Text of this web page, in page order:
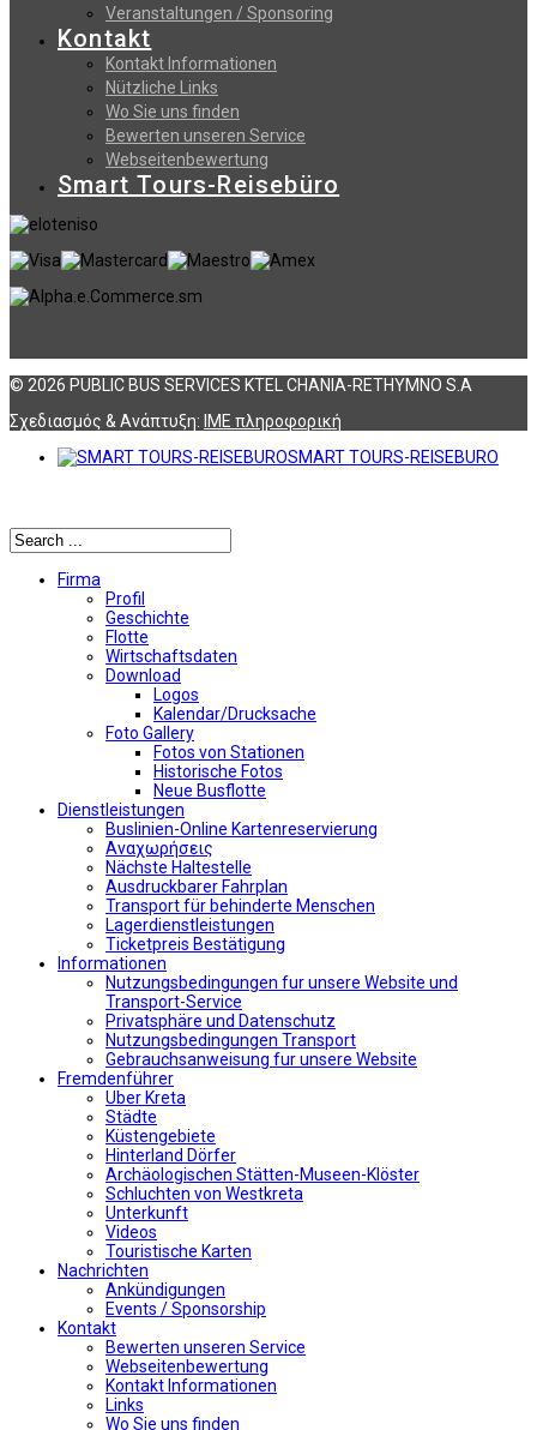
Veranstaltungen / Sponsoring
Kontakt
Kontakt Informationen
Nützliche Links
Wo Sie uns finden
Bewerten unseren Service
Webseitenbewertung
Smart Tours-Reisebüro
© 2026 PUBLIC BUS SERVICES KTEL CHANIA-RETHYMNO S.A
Σχεδιασμός & Ανάπτυξη: ΙΜΕ πληροφορική
SMART TOURS-REISEBURO
Firma
Profil
Geschichte
Flotte
Wirtschaftsdaten
Download
Logos
Kalendar/Drucksache
Foto Gallery
Fotos von Stationen
Historische Fotos
Neue Busflotte
Dienstleistungen
Buslinien-Online Kartenreservierung
Αναχωρήσεις
Nächste Haltestelle
Αusdruckbarer Fahrplan
Transport für behinderte Menschen
Lagerdienstleistungen
Ticketpreis Bestätigung
Informationen
Nutzungsbedingungen fur unsere Website und
Transport-Service
Privatsphäre und Datenschutz
Nutzungsbedingungen Transport
Gebrauchsanweisung fur unsere Website
Fremdenführer
Uber Kreta
Städte
Küstengebiete
Hinterland Dörfer
Archäologischen Stätten-Museen-Klöster
Schluchten von Westkreta
Unterkunft
Videos
Touristische Karten
Nachrichten
Ankündigungen
Events / Sponsorship
Kontakt
Bewerten unseren Service
Webseitenbewertung
Kontakt Informationen
Links
Wo Sie uns finden